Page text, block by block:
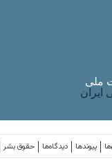
ملی
حقوق بشر دیدگاه‌ها پیوندها